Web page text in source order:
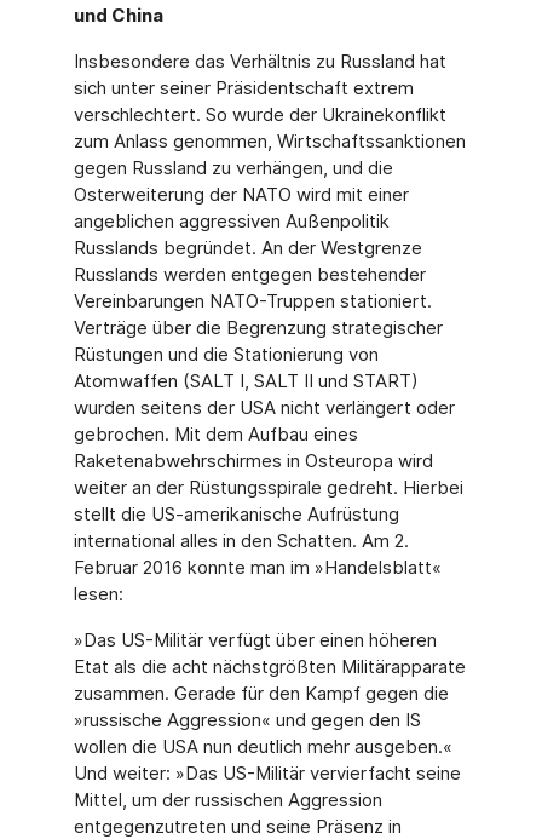
und China
Insbesondere das Verhältnis zu Russland hat
sich unter seiner Präsidentschaft extrem
verschlechtert. So wurde der Ukrainekonflikt
zum Anlass genommen, Wirtschaftssanktionen
gegen Russland zu verhängen, und die
Osterweiterung der NATO wird mit einer
angeblichen aggressiven Außenpolitik
Russlands begründet. An der Westgrenze
Russlands werden entgegen bestehender
Vereinbarungen NATO-Truppen stationiert.
Verträge über die Begrenzung strategischer
Rüstungen und die Stationierung von
Atomwaffen (SALT I, SALT II und START)
wurden seitens der USA nicht verlängert oder
gebrochen. Mit dem Aufbau eines
Raketenabwehrschirmes in Osteuropa wird
weiter an der Rüstungsspirale gedreht. Hierbei
stellt die US-amerikanische Aufrüstung
international alles in den Schatten. Am 2.
Februar 2016 konnte man im »Handelsblatt«
lesen:
»Das US-Militär verfügt über einen höheren
Etat als die acht nächstgrößten Militärapparate
zusammen. Gerade für den Kampf gegen die
»russische Aggression« und gegen den IS
wollen die USA nun deutlich mehr ausgeben.«
Und weiter: »Das US-Militär vervierfacht seine
Mittel, um der russischen Aggression
entgegenzutreten und seine Präsenz in